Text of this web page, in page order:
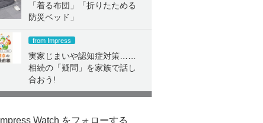
「着る布団」「折りたためる
防災ベッド」
from Impress
実家じまいや認知症対策……
相続の「疑問」を家族で話し
合おう!
Impress Watch をフォローする